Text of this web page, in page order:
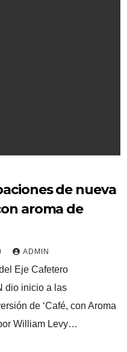
de nueva
aroma de
ADMIN
Eje Cafetero
dio inicio a las
de ‘Café, con Aroma
William Levy…